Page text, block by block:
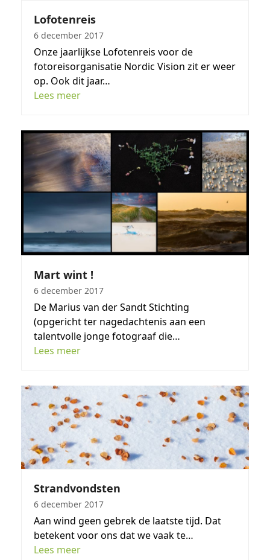
Lofotenreis
6 december 2017
Onze jaarlijkse Lofotenreis voor de
fotoreisorganisatie Nordic Vision zit er weer
op. Ook dit jaar…
Lees meer
Mart wint !
6 december 2017
De Marius van der Sandt Stichting
(opgericht ter nagedachtenis aan een
talentvolle jonge fotograaf die…
Lees meer
Strandvondsten
6 december 2017
Aan wind geen gebrek de laatste tijd. Dat
betekent voor ons dat we vaak te…
Lees meer